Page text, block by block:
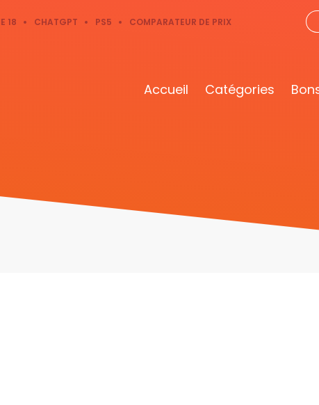
18 CHATGPT PS5 COMPARATEUR DE PRIX
Accueil Catégories